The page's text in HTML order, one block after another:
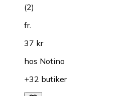
(2)
fr.
37 kr
hos Notino
+32 butiker